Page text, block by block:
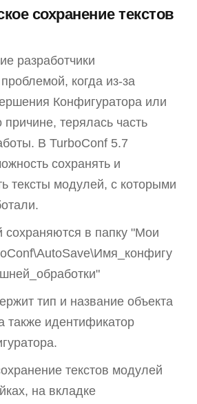
сохранение текстов
разработчики
когда из-за
Конфигуратора или
терялась часть
В TurboConf 5.7
сохранять и
тексты модулей, с которыми
сохраняются в папку "Мои
тип и название объекта
также идентификатор
текстов модулей
на вкладке